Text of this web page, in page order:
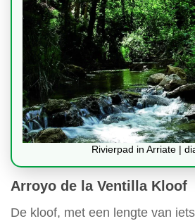
Rivierpad in Arriate |
Arroyo de la Ventilla Kloof
De kloof, met een lengte van